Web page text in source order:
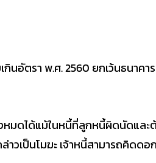
อัตรา พ.ศ. 2560 ยกเว้นธนาคา
ดได้แม้ในหนี้ที่ลูกหนี้ผิดนัดและ
เป็นโมฆะ เจ้าหนี้สามารถคิดดอ